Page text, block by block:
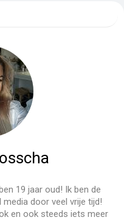
19 jaar oud! Ik ben de
door veel vrije tijd!
en ook steeds iets meer